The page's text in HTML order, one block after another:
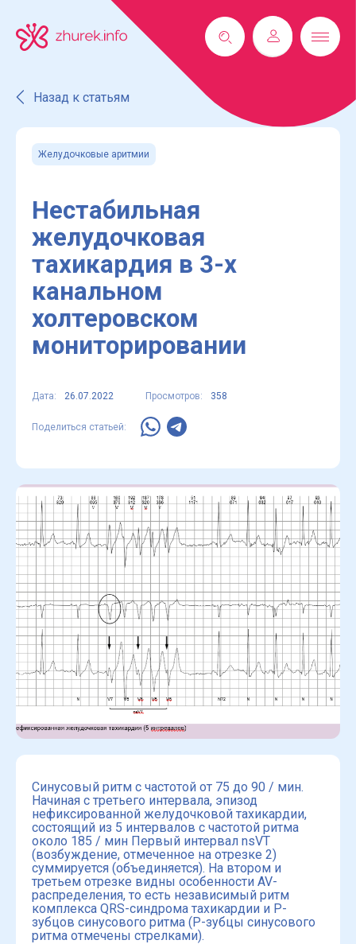
Назад к статьям
Желудочковые аритмии
Нестабильная
желудочковая
тахикардия в 3-х
канальном
холтеровском
мониторировании
Дата: 26.07.2022 Просмотров: 358
Поделиться статьей:
Синусовый ритм с частотой от 75 до 90 / мин.
Начиная с третьего интервала, эпизод
нефиксированной желудочковой тахикардии,
состоящий из 5 интервалов с частотой ритма
около 185 / мин Первый интервал nsVT
(возбуждение, отмеченное на отрезке 2)
суммируется (объединяется). На втором и
третьем отрезке видны особенности AV-
распределения, то есть независимый ритм
комплекса QRS-синдрома тахикардии и P-
зубцов синусового ритма (P-зубцы синусового
ритма отмечены стрелками).